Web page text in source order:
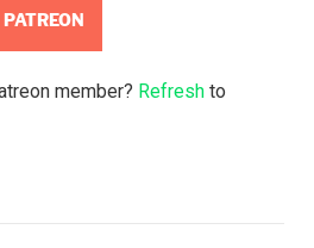
member? Refresh to